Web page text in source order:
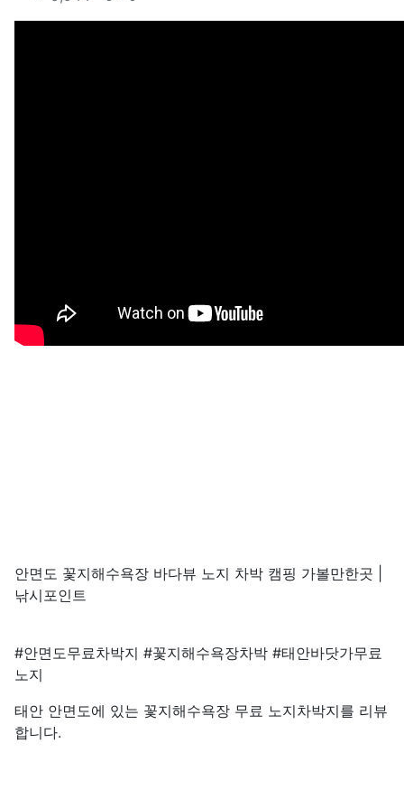
안면도 꽃지해수욕장 바다뷰 노지 차박 캠핑 가볼만한곳 |
낚시포인트
#안면도무료차박지 #꽃지해수욕장차박 #태안바닷가무료
노지
태안 안면도에 있는 꽃지해수욕장 무료 노지차박지를 리뷰
합니다.